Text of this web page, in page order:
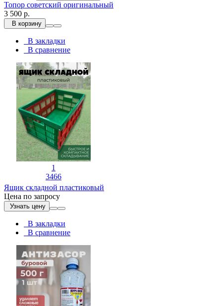
Топор советский оригинальный
3 500 р.
В корзину
В закладки
В сравнение
1
3466
Ящик складной пластиковый
Цена по запросу
Узнать цену
В закладки
В сравнение